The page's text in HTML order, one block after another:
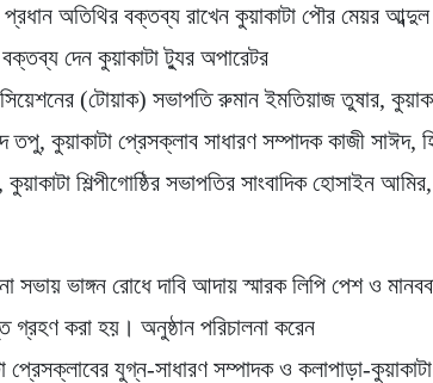
অতিথির বক্তব্য রাখেন কুয়াকাটা পৌর মেয়র আব্দুল
বক্তব্য দেন কুয়াকাটা ট্যুর অপারেটর
(টোয়াক) সভাপতি রুমান ইমতিয়াজ তুষার,
তপু, কুয়াকাটা প্রেসক্লাব সাধারণ সম্পাদক কাজী সাঈদ,
শিল্পীগোষ্ঠির সভাপতির সাংবাদিক হোসাইন
সভায় ভাঙ্গন রোধে দাবি আদায় স্মারক লিপি পেশ ও
গ্রহণ করা হয়। অনুষ্ঠান পরিচালনা করেন
প্রেসক্লাবের যুগ্ন-সাধারণ সম্পাদক ও কলাপাড়া-